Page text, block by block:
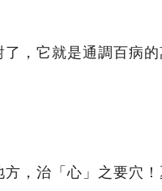
了，它就是通調百病
方，治「心」之要穴